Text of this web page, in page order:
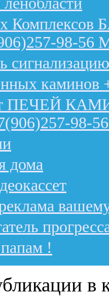
Комплексов
98-56
каминов
ПЕЧЕЙ
98-
дома
!
в